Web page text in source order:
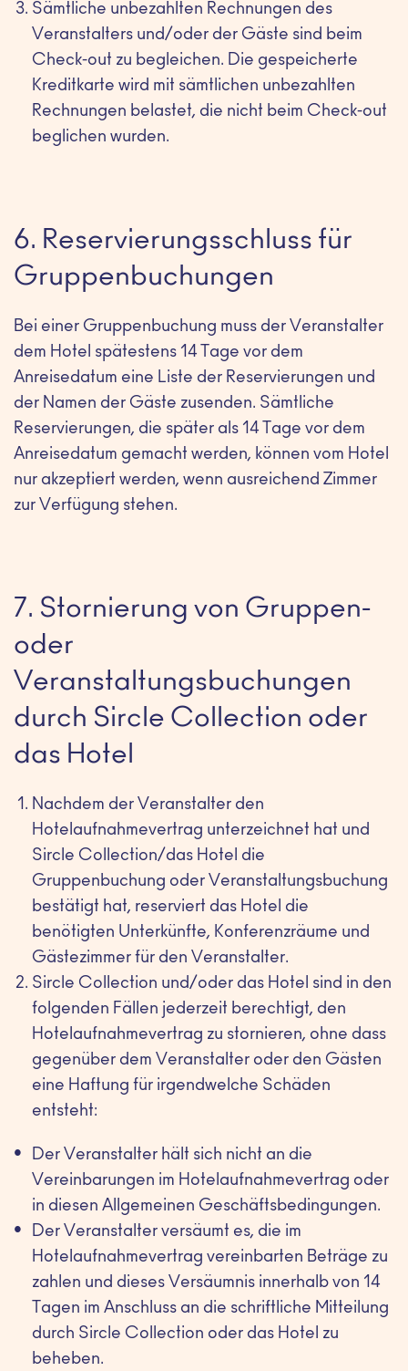
Sämtliche unbezahlten Rechnungen des
Veranstalters und/oder der Gäste sind beim
Check-out zu begleichen. Die gespeicherte
Kreditkarte wird mit sämtlichen unbezahlten
Rechnungen belastet, die nicht beim Check-out
beglichen wurden.
6. Reservierungsschluss für
Gruppenbuchungen
Bei einer Gruppenbuchung muss der Veranstalter
dem Hotel spätestens 14 Tage vor dem
Anreisedatum eine Liste der Reservierungen und
der Namen der Gäste zusenden. Sämtliche
Reservierungen, die später als 14 Tage vor dem
Anreisedatum gemacht werden, können vom Hotel
nur akzeptiert werden, wenn ausreichend Zimmer
zur Verfügung stehen.
7. Stornierung von Gruppen-
oder
Veranstaltungsbuchungen
durch Sircle Collection oder
das Hotel
Nachdem der Veranstalter den
Hotelaufnahmevertrag unterzeichnet hat und
Sircle Collection/das Hotel die
Gruppenbuchung oder Veranstaltungsbuchung
bestätigt hat, reserviert das Hotel die
benötigten Unterkünfte, Konferenzräume und
Gästezimmer für den Veranstalter.
Sircle Collection und/oder das Hotel sind in den
folgenden Fällen jederzeit berechtigt, den
Hotelaufnahmevertrag zu stornieren, ohne dass
gegenüber dem Veranstalter oder den Gästen
eine Haftung für irgendwelche Schäden
entsteht:
Der Veranstalter hält sich nicht an die
Vereinbarungen im Hotelaufnahmevertrag oder
in diesen Allgemeinen Geschäftsbedingungen.
Der Veranstalter versäumt es, die im
Hotelaufnahmevertrag vereinbarten Beträge zu
zahlen und dieses Versäumnis innerhalb von 14
Tagen im Anschluss an die schriftliche Mitteilung
durch Sircle Collection oder das Hotel zu
beheben.